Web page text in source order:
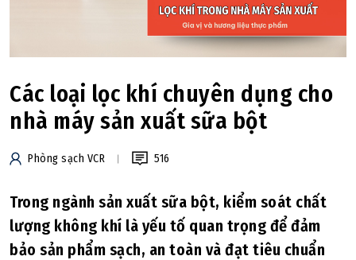
Các loại lọc khí chuyên dụng cho
nhà máy sản xuất sữa bột
Phòng sạch VCR 516
Trong ngành sản xuất sữa bột, kiểm soát chất
lượng không khí là yếu tố quan trọng để đảm
bảo sản phẩm sạch, an toàn và đạt tiêu chuẩn